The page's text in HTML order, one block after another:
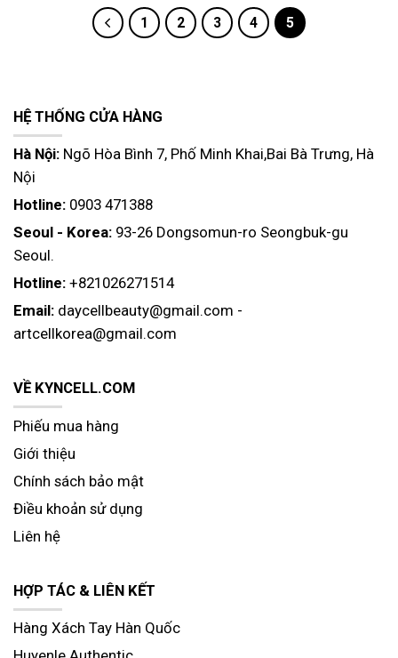
1 2 3 4 5
HỆ THỐNG CỬA HÀNG
Hà Nội: Ngõ Hòa Bình 7, Phố Minh Khai,Bai Bà Trưng, Hà
Nội
Hotline: 0903 471388
Seoul - Korea: 93-26 Dongsomun-ro Seongbuk-gu
Seoul.
Hotline: +821026271514
Email: daycellbeauty@gmail.com -
artcellkorea@gmail.com
VỀ KYNCELL.COM
Phiếu mua hàng
Giới thiệu
Chính sách bảo mật
Điều khoản sử dụng
Liên hệ
HỢP TÁC & LIÊN KẾT
Hàng Xách Tay Hàn Quốc